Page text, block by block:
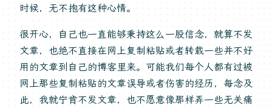
时候，无不抱有这种心情。
很开心，自己也一直能够秉持这么一股信念，就算不发
文章，也绝不直接在网上复制粘贴或者转载一些并不好
用的文章到自己的博客里来。可能我们每个人都有过被
网上那些复制粘贴的文章误导或者伤害的经历，每念及
此，我就宁肯不发文章，也不愿意像那样弄一些无关痛